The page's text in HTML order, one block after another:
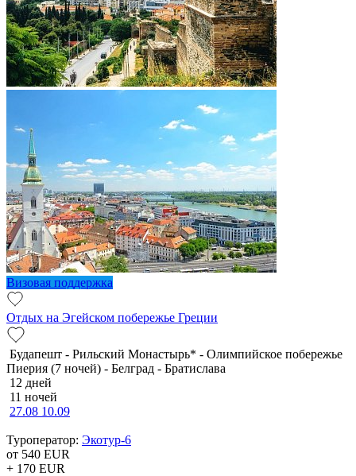
Визовая поддержка
Отдых на Эгейском побережье Греции
Будапешт - Рильский Монастырь* - Олимпийское побережье
Пиерия (7 ночей) - Белград - Братислава
12 дней
11 ночей
27.08 10.09
Туроператор: Экотур-6
от 540 EUR
+ 170 EUR